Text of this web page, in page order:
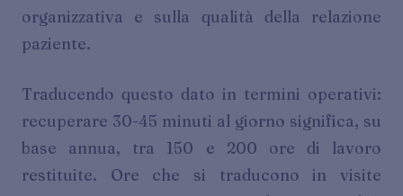
organizzativa e sulla qualità della relazione
paziente.
Traducendo questo dato in termini operativi:
recuperare 30-45 minuti al giorno significa, su
base annua, tra 150 e 200 ore di lavoro
restituite. Ore che si traducono in visite